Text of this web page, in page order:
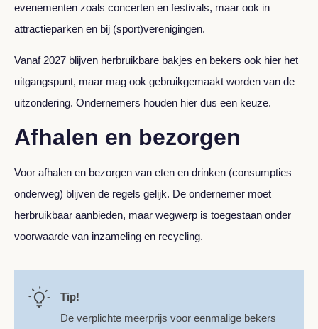
evenementen zoals concerten en festivals, maar ook in
attractieparken en bij (sport)verenigingen.
Vanaf 2027 blijven herbruikbare bakjes en bekers ook hier het
uitgangspunt, maar mag ook gebruikgemaakt worden van de
uitzondering. Ondernemers houden hier dus een keuze.
Afhalen en bezorgen
Voor afhalen en bezorgen van eten en drinken (consumpties
onderweg) blijven de regels gelijk. De ondernemer moet
herbruikbaar aanbieden, maar wegwerp is toegestaan onder
voorwaarde van inzameling en recycling.
Tip!
De verplichte meerprijs voor eenmalige bekers